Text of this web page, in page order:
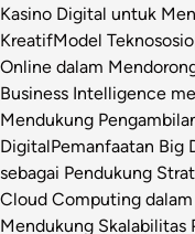
Kasino Digital untuk
KreatifModel
Online dalam
Business Intelligence
Mendukung
DigitalPemanfaatan Big
sebagai Pendukung
Cloud Computing
Mendukung Skalabilitas